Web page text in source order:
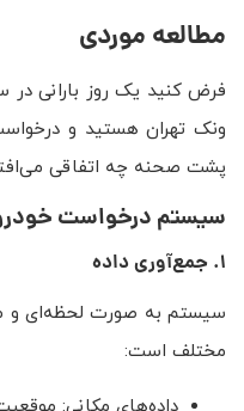
مطالعه موردی
ونک تهران هستید و
پشت صحنه چه اتفاقی
سیستم درخواست
۱. جمع‌آوری داده
سیستم به صورت لحظه‌ای و
مختلف است: